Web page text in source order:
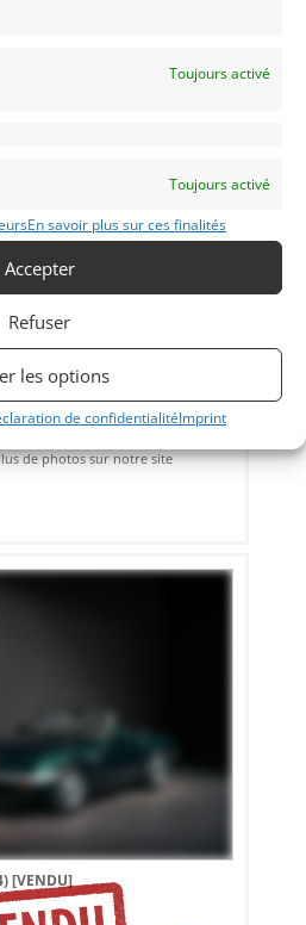
Toujours activé
Toujours activé
En savoir plus sur ces finalités
Accepter
Refuser
les options
de confidentialitéImprint
V8 5.7L (1968)
1968. Entièrement restaurée.
de photos sur notre site
[VENDU]